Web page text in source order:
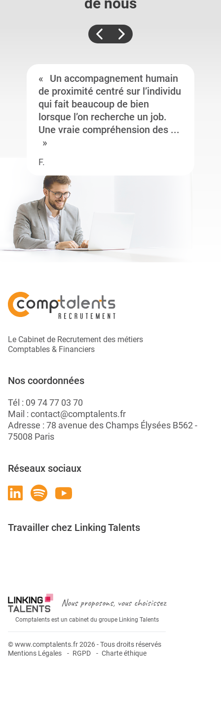
Un accompagnement humain
de proximité centré sur l’individu
qui fait beaucoup de bien
lorsque l’on recherche un job.
Une vraie compréhension des ...
F.
Le Cabinet de Recrutement des métiers
Comptables & Financiers
Nos coordonnées
Tél : 09 74 77 03 70
Mail : contact@comptalents.fr
Adresse : 78 avenue des Champs Élysées B562 -
75008 Paris
Réseaux sociaux
Travailler chez Linking Talents
Nous proposons, vous choisissez
Comptalents est un cabinet du groupe Linking Talents
© www.comptalents.fr 2026 - Tous droits réservés
Mentions Légales
RGPD Charte éthique